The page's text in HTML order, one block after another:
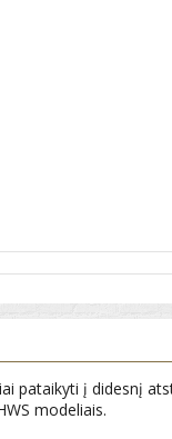
pataikyti į didesnį
modeliais.